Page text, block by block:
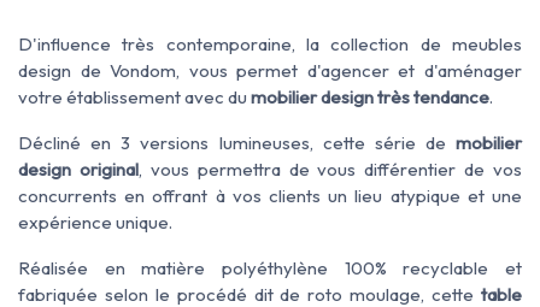
D'influence très contemporaine, la collection de meubles
design de Vondom, vous permet d'agencer et d'aménager
votre établissement avec du mobilier designtrès tendance.
Décliné en 3 versions lumineuses, cette série de mobilier
design original, vous permettra de vous différentier de vos
concurrents en offrant à vos clients un lieu atypique et une
expérience unique.
Réalisée en matière polyéthylène 100% recyclable et
fabriquée selon le procédé dit de roto moulage, cette table